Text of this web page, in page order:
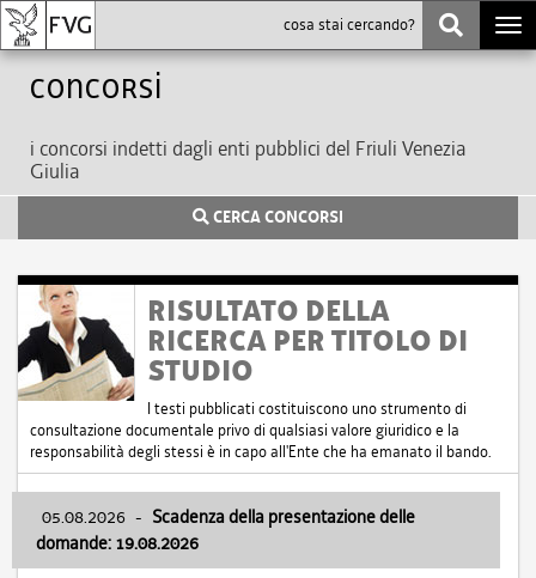
Concorsi
i concorsi indetti dagli enti pubblici del Friuli Venezia
Giulia
CERCA CONCORSI
RISULTATO DELLA
RICERCA PER TITOLO DI
STUDIO
I testi pubblicati costituiscono uno strumento di
consultazione documentale privo di qualsiasi valore giuridico e la
responsabilità degli stessi è in capo all'Ente che ha emanato il bando.
05.08.2026 - Scadenza della presentazione delle
domande: 19.08.2026